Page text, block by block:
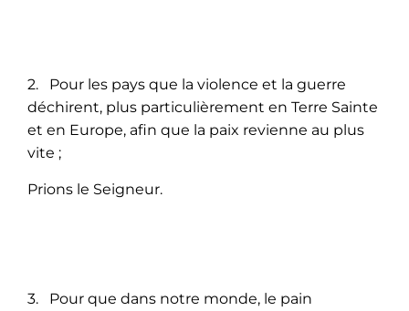
2. Pour les pays que la violence et la guerre
déchirent, plus particulièrement en Terre Sainte
et en Europe, afin que la paix revienne au plus
vite ;
Prions le Seigneur.
3. Pour que dans notre monde, le pain